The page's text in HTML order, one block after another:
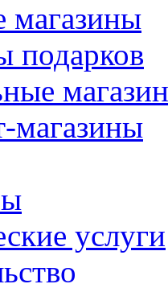
подарков
магазины
услуги